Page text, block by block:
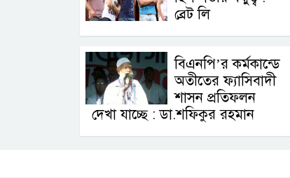
ব্রেট লি
বিএনপি’র কর্মকান্ডে
অতীতের ফ্যাসিবাদী
শাসন প্রতিফলন
দেখা যাচ্ছে : ডা.শফিকুর রহমান